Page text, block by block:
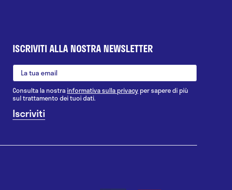
ISCRIVITI ALLA NOSTRA NEWSLETTER
Consulta la nostrainformativa sulla privacy per sapere di più
sul trattamento dei tuoi dati.